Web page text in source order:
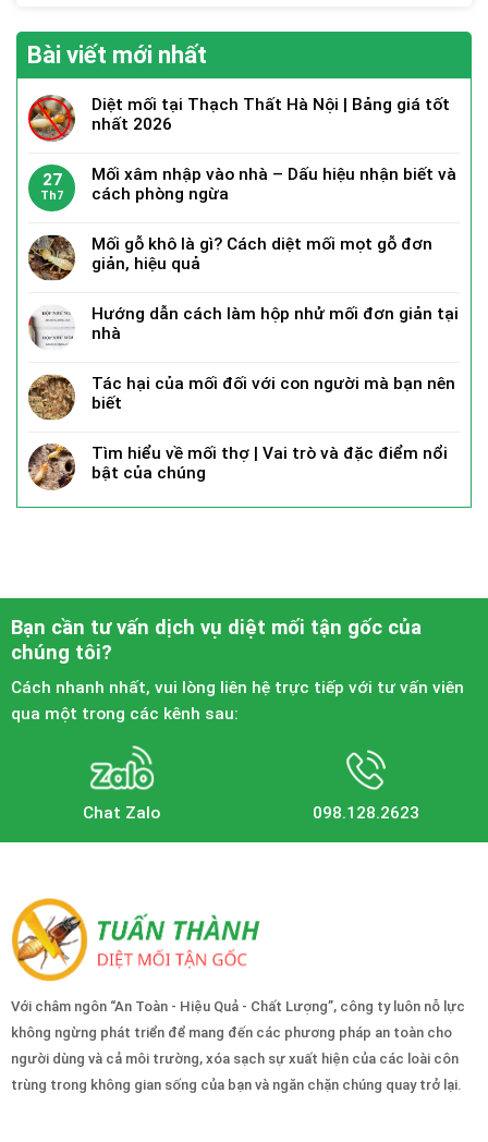
Bài viết mới nhất
Diệt mối tại Thạch Thất Hà Nội | Bảng giá tốt
nhất 2026
27
Th7
Mối xâm nhập vào nhà – Dấu hiệu nhận biết và
cách phòng ngừa
Mối gỗ khô là gì? Cách diệt mối mọt gỗ đơn
giản, hiệu quả
Hướng dẫn cách làm hộp nhử mối đơn giản tại
nhà
Tác hại của mối đối với con người mà bạn nên
biết
Tìm hiểu về mối thợ | Vai trò và đặc điểm nổi
bật của chúng
Bạn cần tư vấn dịch vụ diệt mối tận gốc của
chúng tôi?
Cách nhanh nhất, vui lòng liên hệ trực tiếp với tư vấn viên
qua một trong các kênh sau:
Chat Zalo 098.128.2623
Với châm ngôn “An Toàn - Hiệu Quả - Chất Lượng”, công ty luôn nỗ lực
không ngừng phát triển để mang đến các phương pháp an toàn cho
người dùng và cả môi trường, xóa sạch sự xuất hiện của các loài côn
trùng trong không gian sống của bạn và ngăn chặn chúng quay trở lại.